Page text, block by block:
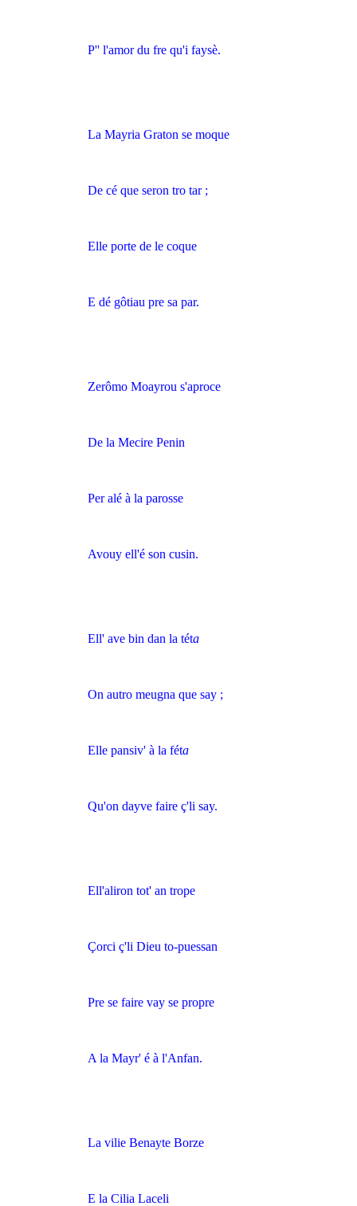
P'' l'amor du fre qu'i faysè.
La Mayria Graton se moque
De cé que seron tro tar ;
Elle porte de le coque
E dé gôtiau pre sa par.
Zerômo Moayrou s'aproce
De la Mecire Penin
Per alé à la parosse
Avouy ell'é son cusin.
Ell' ave bin dan la téta
On autro meugna que say ;
Elle pansiv' à la féta
Qu'on dayve faire ç'li say.
Ell'aliron tot' an trope
Çorci ç'li Dieu to-puessan
Pre se faire vay se propre
A la Mayr' é à l'Anfan.
La vilie Benayte Borze
E la Cilia Laceli